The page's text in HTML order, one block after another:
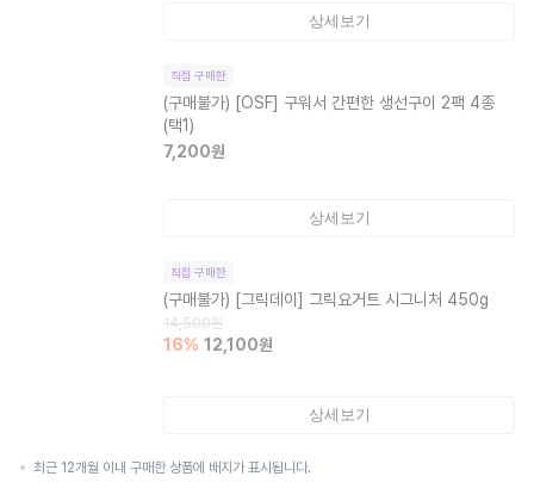
상세보기
직접 구매한
(구매불가) [OSF] 구워서 간편한 생선구이 2팩 4종
(택1)
7,200원
상세보기
직접 구매한
(구매불가) [그릭데이] 그릭요거트 시그니처 450g
14,500원
16% 12,100원
상세보기
최근 12개월 이내 구매한 상품에 배지가 표시됩니다.